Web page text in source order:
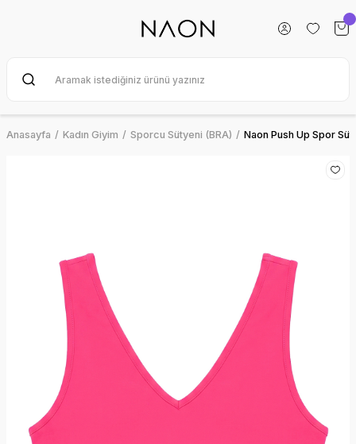
Anasayfa Kadın Giyim Sporcu Sütyeni (BRA) Naon Push Up Spor